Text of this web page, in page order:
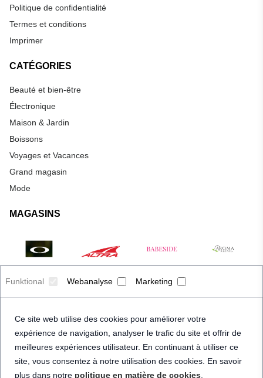
Funktional Webanalyse Marketing
Ce site web utilise des cookies pour améliorer votre
expérience de navigation, analyser le trafic du site et offrir de
meilleures expériences utilisateur. En continuant à utiliser ce
site, vous consentez à notre utilisation des cookies. En savoir
plus dans notre politique en matière de cookies
Politique de confidentialité
Termes et conditions
Imprimer
CATÉGORIES
Beauté et bien-être
Électronique
Maison & Jardin
Boissons
Voyages et Vacances
Grand magasin
Mode
MAGASINS